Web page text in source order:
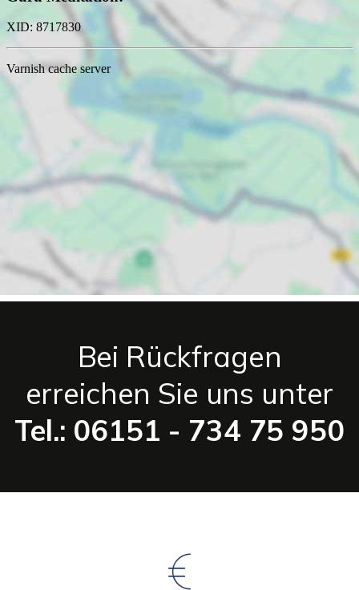
Bei Rückfragen
erreichen Sie uns unter
Tel.: 06151 - 734 75 950